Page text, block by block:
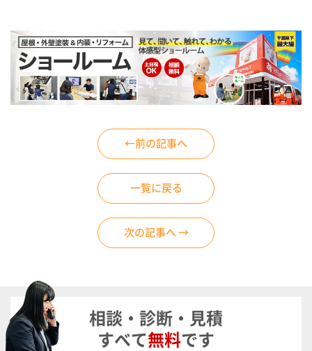
←前の記事へ
一覧に戻る
次の記事へ →
相談・診断・見積
すべて無料です